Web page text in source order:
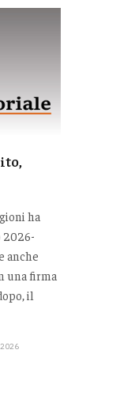
ha
2026-
anche
una firma
il
2026